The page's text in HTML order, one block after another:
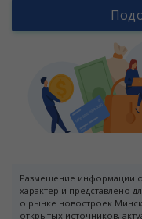
Размещение информации
характер и представлено
о рынке новостроек
открытых источников,